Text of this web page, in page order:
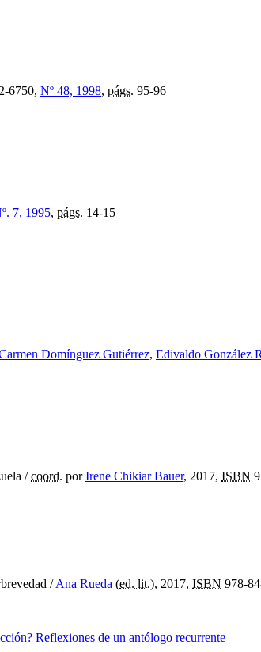
6750, Nº 48, 1998, págs. 95-96
7, 1995, págs. 14-15
Domínguez Gutiérrez, Edivaldo González
/coord. porIrene Chikiar Bauer, 2017, ISBN
/Ana Rueda (ed. lit.), 2017, ISBN 978-
Reflexiones de un antólogo recurrente